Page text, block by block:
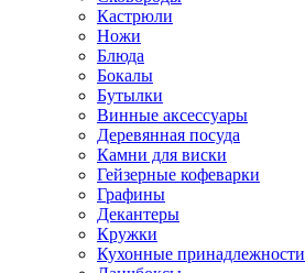
Кастрюли
Ножи
Блюда
Бокалы
Бутылки
Винные аксессуары
Деревянная посуда
Камни для виски
Гейзерные кофеварки
Графины
Декантеры
Кружки
Кухонные принадлежности